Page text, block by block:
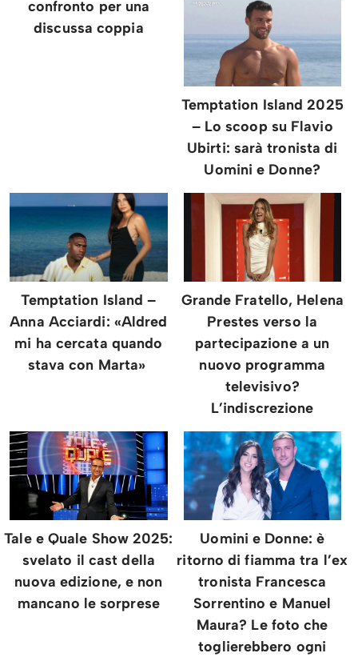
confronto per una
discussa coppia
Temptation Island 2025
– Lo scoop su Flavio
Ubirti: sarà tronista di
Uomini e Donne?
Temptation Island –
Anna Acciardi: «Aldred
mi ha cercata quando
stava con Marta»
Grande Fratello, Helena
Prestes verso la
partecipazione a un
nuovo programma
televisivo?
L’indiscrezione
Tale e Quale Show 2025:
svelato il cast della
nuova edizione, e non
mancano le sorprese
Uomini e Donne: è
ritorno di fiamma tra l’ex
tronista Francesca
Sorrentino e Manuel
Maura? Le foto che
toglierebbero ogni